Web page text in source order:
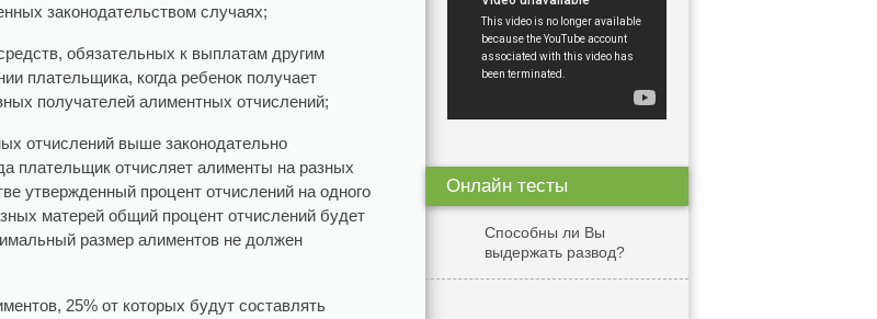
законодательством случаях;
обязательных к выплатам другим
плательщика, когда ребенок получает
получателей алиментных отчислений;
отчислений выше законодательно
плательщик отчисляет алименты на разных
утвержденный процент отчислений на одного
матерей общий процент отчислений будет
размер алиментов не должен
25% от которых будут составлять
Онлайн тесты
Способны ли Вы
выдержать развод?